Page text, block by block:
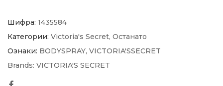
Шифра: 1435584
Категории: Victoria's Secret, Останато
Ознаки: BODYSPRAY, VICTORIA'SSECRET
Brands: VICTORIA'S SECRET